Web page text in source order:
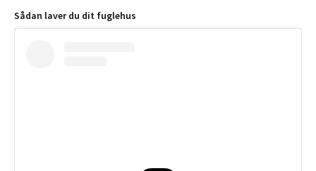
Sådan laver du dit fuglehus